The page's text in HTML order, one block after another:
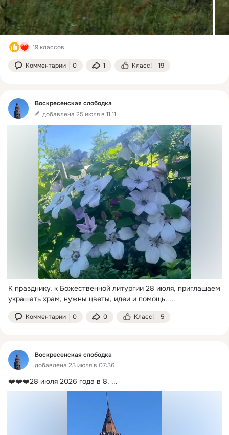
19 классов
Комментарии 0 1 Класс! 19
Воскресенская слободка
добавлена 25 июля в 11:11
К празднику, к Божественной литургии 28 июля, приглашаем
украшать храм, нужны цветы, идеи и помощь. ...
Комментарии 0 0 Класс! 5
Воскресенская слободка
добавлена 23 июля в 07:36
❤️❤️❤️28 июля 2026 года в 8. ...